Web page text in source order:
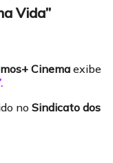
Vida”
Cinema exibe
no Sindicato dos